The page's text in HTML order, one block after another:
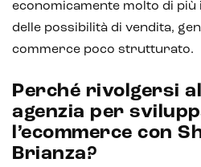
economicamente molto di più
delle possibilità di vendita,
commerce poco strutturato.
Perché rivolgersi
agenzia per
l’ecommerce con
Brianza?